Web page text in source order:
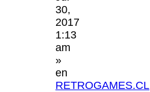
30,
2017
1:13
am
»
en
RETROGAMES.CL